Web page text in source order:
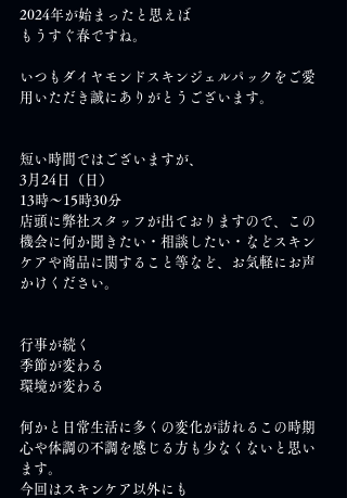
2024年が始まったと思えば
もうすぐ春ですね。
いつもダイヤモンドスキンジェルパックをご愛
用いただき誠にありがとうございます。
短い時間ではございますが、
3月24日（日）
13時～15時30分
店頭に弊社スタッフが出ておりますので、この
機会に何か聞きたい・相談したい・などスキン
ケアや商品に関すること等など、お気軽にお声
かけください。
行事が続く
季節が変わる
環境が変わる
何かと日常生活に多くの変化が訪れるこの時期
心や体調の不調を感じる方も少なくないと思い
ます。
今回はスキンケア以外にも